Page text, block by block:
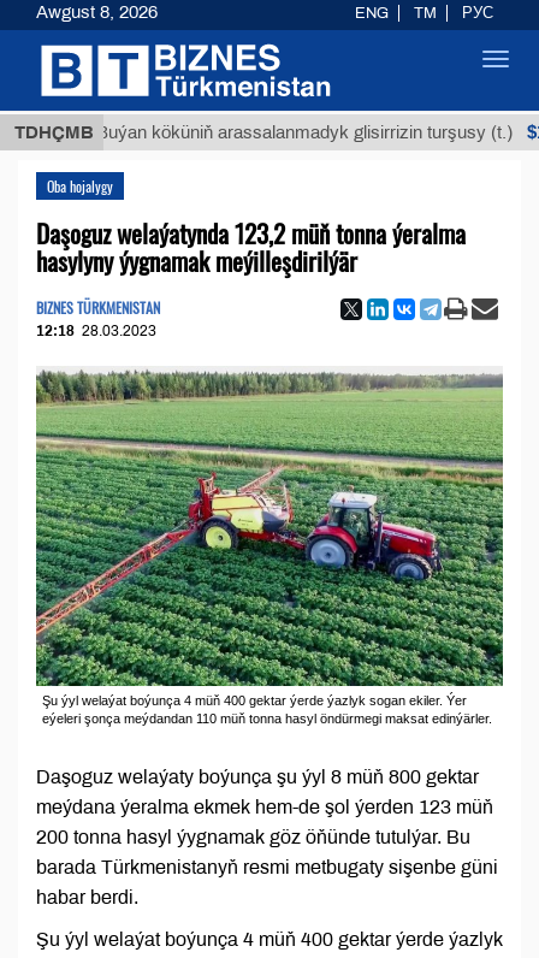
TDHÇMB
Buýan köküniň arassalanmadyk glisirrizin turşusy (t.)
Oba hojalygy
Daşoguz welaýatynda 123,2 müň tonna ýeralma
hasylyny ýygnamak meýilleşdirilýär
BIZNES TÜRKMENISTAN
12:18 28.03.2023
Şu ýyl welaýat boýunça 4 müň 400 gektar ýerde ýazlyk sogan ekiler. Ýer
eýeleri şonça meýdandan 110 müň tonna hasyl öndürmegi maksat edinýärler.
Daşoguz welaýaty boýunça şu ýyl 8 müň 800 gektar
meýdana ýeralma ekmek hem-de şol ýerden 123 müň
200 tonna hasyl ýygnamak göz öňünde tutulýar. Bu
barada Türkmenistanyň resmi metbugaty sişenbe güni
habar berdi.
Şu ýyl welaýat boýunça 4 müň 400 gektar ýerde ýazlyk
Awgust 8, 2026 ENG TM РУС